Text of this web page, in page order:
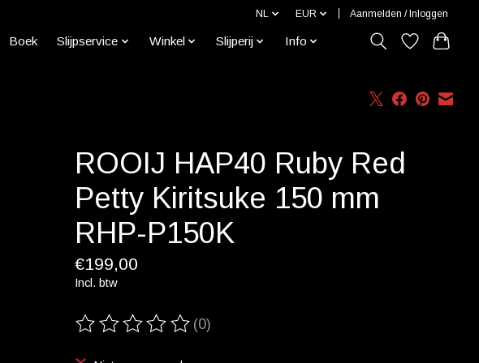
NL EUR Aanmelden / Inloggen
Boek Slijpservice Winkel Slijperij Info
ROOIJ HAP40 Ruby Red
Petty Kiritsuke 150 mm
RHP-P150K
€199,00
Incl. btw
De beoordeling van dit product is
(0)